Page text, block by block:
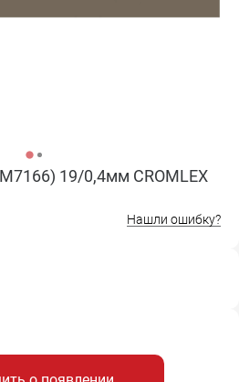
19/0,4мм CROMLEX
Нашли ошибку?